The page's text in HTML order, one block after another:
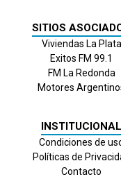
SITIOS
Viviendas La Plata
Exitos FM 99.1
FM La Redonda
Motores
INSTITUCIONAL
Condiciones de
Políticas de
Contacto